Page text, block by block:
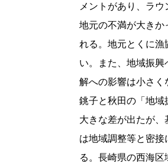
メントがあり、ラ
地元の不満が大きか
れる。地元とくに漁
い。また、地域振
解への影響は小さく
銚子と秋田の「地域
大きな差が出たが
は地域調整等と密
る。長崎県の西海